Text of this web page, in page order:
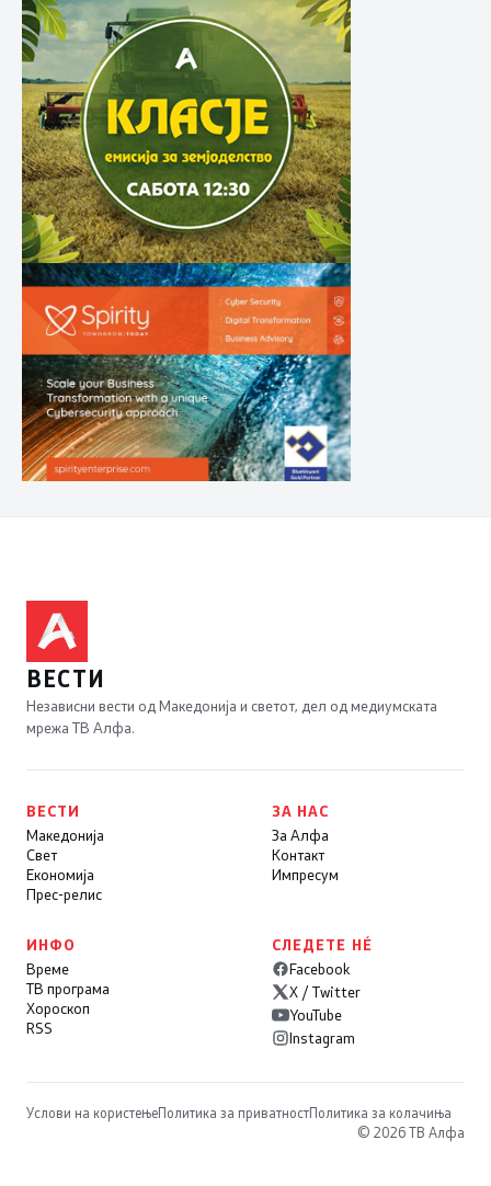
ВЕСТИ
Независни вести од Македонија и светот, дел од медиумската
мрежа ТВ Алфа.
ВЕСТИ
Македонија
Свет
Економија
Прес-релис
ЗА НАС
За Алфа
Контакт
Импресум
ИНФО
Време
ТВ програма
Хороскоп
RSS
СЛЕДЕТЕ НÉ
Facebook
X / Twitter
YouTube
Instagram
Услови на користењеПолитика за приватностПолитика за колачиња
© 2026 ТВ Алфа